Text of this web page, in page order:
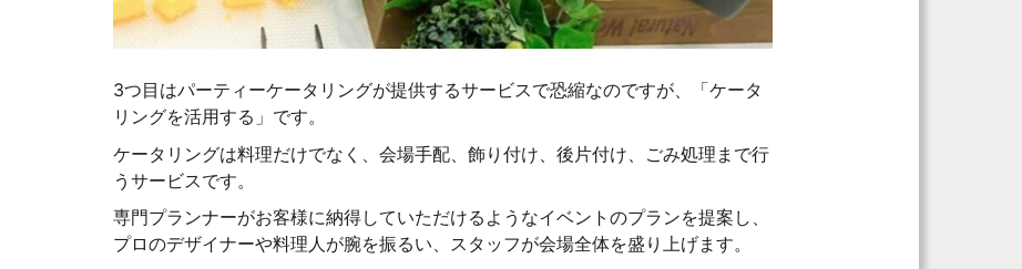
3つ目はパーティーケータリングが提供するサービスで恐縮なのですが、「ケータ
リングを活用する」です。
ケータリングは料理だけでなく、会場手配、飾り付け、後片付け、ごみ処理まで行
うサービスです。
専門プランナーがお客様に納得していただけるようなイベントのプランを提案し、
プロのデザイナーや料理人が腕を振るい、スタッフが会場全体を盛り上げます。